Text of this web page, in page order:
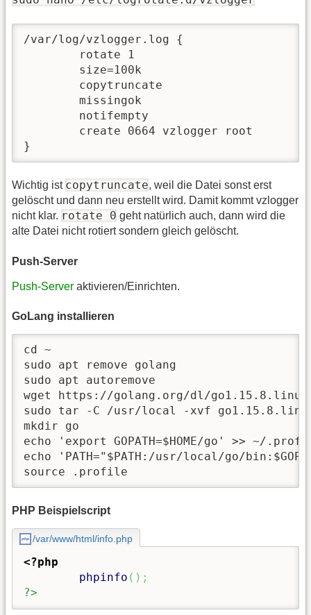
/var/log/vzlogger.log {
        rotate 1
        size=100k
        copytruncate
        missingok
        notifempty
        create 0664 vzlogger root
}
Wichtig ist copytruncate, weil die Datei sonst erst
gelöscht und dann neu erstellt wird. Damit kommt vzlogger
nicht klar. rotate 0 geht natürlich auch, dann wird die
alte Datei nicht rotiert sondern gleich gelöscht.
Push-Server
Push-Server aktivieren/Einrichten.
GoLang installieren
cd ~
sudo apt remove golang
sudo apt autoremove
wget https://golang.org/dl/go1.15.8.linux-
sudo tar -C /usr/local -xvf
mkdir go
echo 'export GOPATH=$HOME/go' >> ~/
echo 'PATH="$PATH:/usr/local/go/
source .profile
PHP Beispielscript
/var/www/html/info.php
<?php
phpinfo ( ) ;
?>